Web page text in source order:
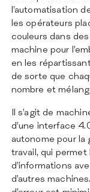
l’automatisation
les opérateurs
couleurs dans
machine pour
en les
de sorte que
nombre et
Il s’agit de
d’une interface
autonome pour
travail, qui permet
d’informations
d’autres